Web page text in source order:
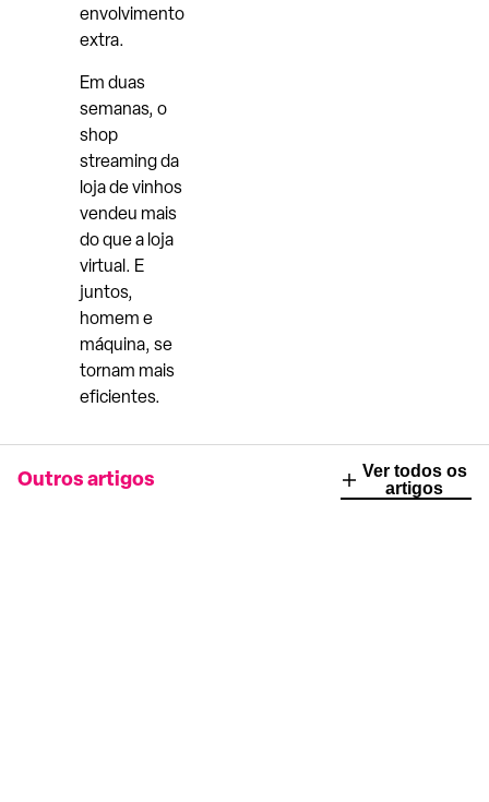
envolvimento
extra.
Em duas
semanas, o
shop
streaming da
loja de vinhos
vendeu mais
do que a loja
virtual. E
juntos,
homem e
máquina, se
tornam mais
eficientes.
Outros artigos
Ver todos os
artigos